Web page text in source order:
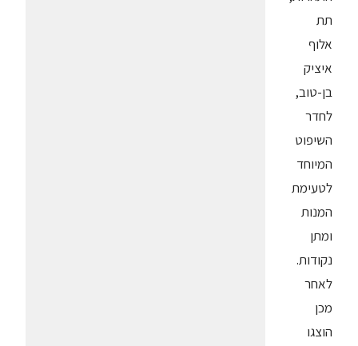
תת
אלוף
איציק
בן-טוב,
לחדר
השיפוט
המיוחד
לטעימת
המנות
ומתן
נקודות.
לאחר
מכן
הוצגו